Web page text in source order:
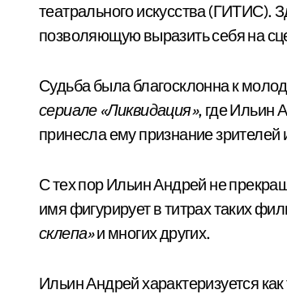
театрального искусства (ГИТИС).
позволяющую выразить себя на
Судьба была благосклонна к
сериале «Ликвидация», где Ильин
принесла ему признание
С тех пор Ильин Андрей не
имя фигурирует в титрах таких
склепа»и многих других.
Ильин Андрей характеризуется